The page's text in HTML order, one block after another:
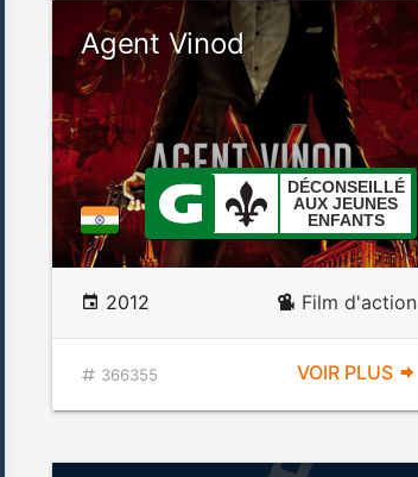
Agent Vinod
DÉCONSEILLÉ
AUX JEUNES
ENFANTS
2012 Film d'action
366355 VOIR PLUS